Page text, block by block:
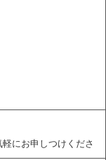
にお申しつけくださ